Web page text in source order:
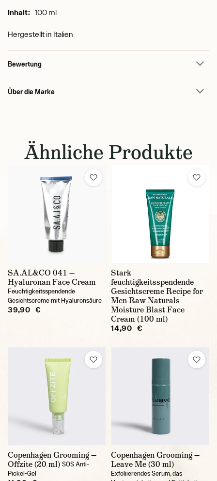
Inhalt: 100 ml
Hergestellt in Italien
Bewertung
Über die Marke
Ähnliche Produkte
SA.AL&CO 041 —
Hyaluronan Face Cream
Feuchtigkeitsspendende
Gesichtscreme mit Hyaluronsäure
39,90 €
Stark
feuchtigkeitsspendende
Gesichtscreme Recipe for
Men Raw Naturals
Moisture Blast Face
Cream (100 ml)
14,90 €
Copenhagen Grooming —
Offzite (20 ml) SOS Anti-
Pickel-Gel
Copenhagen Grooming —
Leave Me (30 ml)
Exfoliierendes Serum, das